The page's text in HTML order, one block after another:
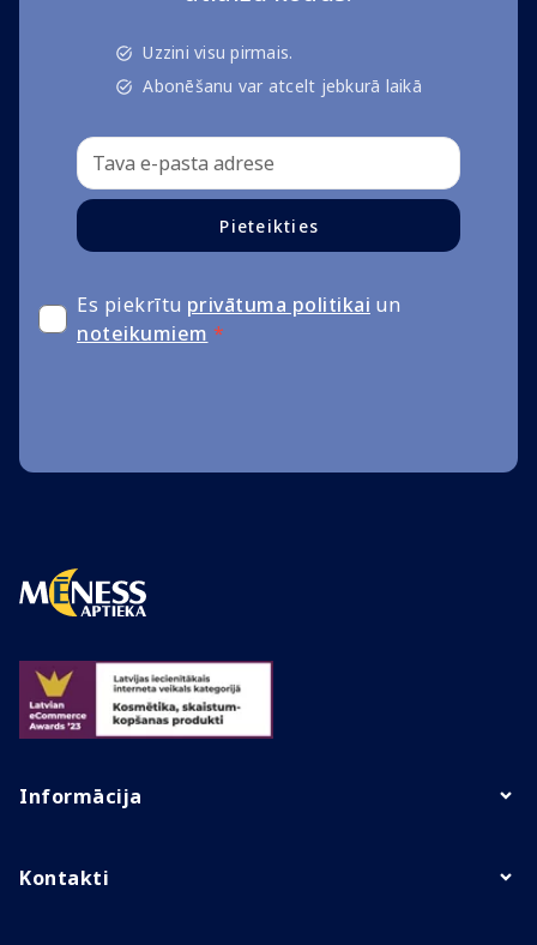
Uzzini visu pirmais.
Abonēšanu var atcelt jebkurā laikā
Pieteikties
Es piekrītu privātuma politikai un
noteikumiem *
Informācija
Kontakti